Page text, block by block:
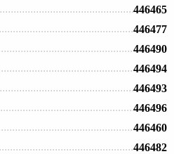
446465
446477
446490
446494
446493
446496
446460
446482